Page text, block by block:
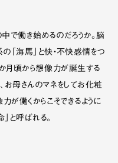
で働き始めるのだろうか。脳
「海馬」と快・不快感情をつ
月頃から想像力が誕生する
お母さんのマネをしてお化粧
が働くからこそできるように
と呼ばれる。